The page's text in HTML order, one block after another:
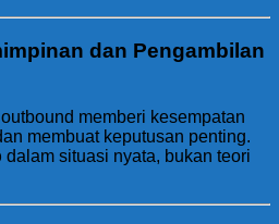
dan Pengambilan
memberi kesempatan
membuat keputusan penting.
dalam situasi nyata, bukan teori